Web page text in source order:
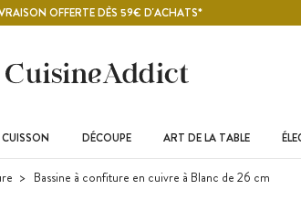
OFFERTE DÈS 59€ D'ACHATS*
CUISSON DÉCOUPE ART DE LA TABLE
Bassine à confiture en cuivre à Blanc de 26 cm